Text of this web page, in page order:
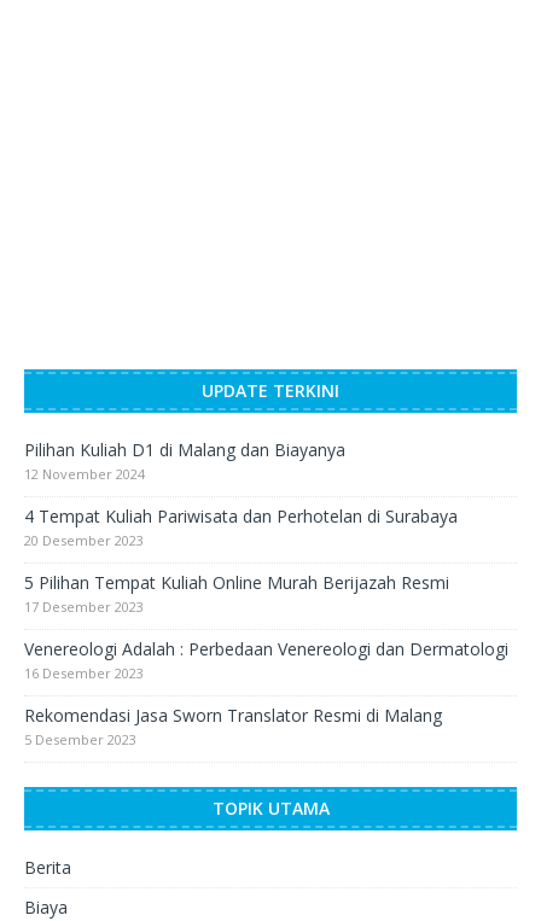
UPDATE TERKINI
Pilihan Kuliah D1 di Malang dan Biayanya
12 November 2024
4 Tempat Kuliah Pariwisata dan Perhotelan di Surabaya
20 Desember 2023
5 Pilihan Tempat Kuliah Online Murah Berijazah Resmi
17 Desember 2023
Venereologi Adalah : Perbedaan Venereologi dan Dermatologi
16 Desember 2023
Rekomendasi Jasa Sworn Translator Resmi di Malang
5 Desember 2023
TOPIK UTAMA
Berita
Biaya